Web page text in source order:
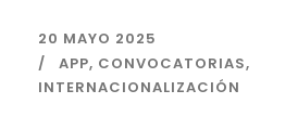
20 MAYO 2025
APP, CONVOCATORIAS,
INTERNACIONALIZACIÓN